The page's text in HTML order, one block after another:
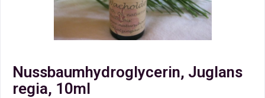
Nussbaumhydroglycerin, Juglans
regia, 10ml